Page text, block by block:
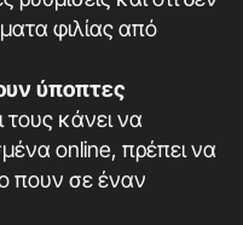
φιλίας από
ύποπτες
τους κάνει να
online, πρέπει να
πουν σε έναν